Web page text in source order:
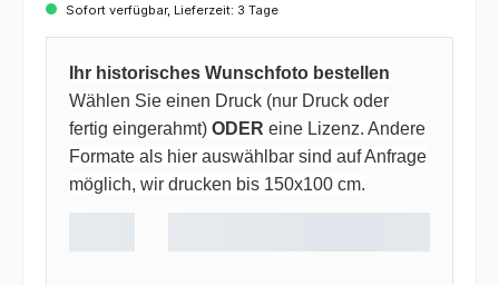
Sofort verfügbar, Lieferzeit: 3 Tage
Ihr historisches Wunschfoto bestellen
Wählen Sie einen Druck (nur Druck oder
fertig eingerahmt) ODER eine Lizenz. Andere
Formate als hier auswählbar sind auf Anfrage
möglich, wir drucken bis 150x100 cm.